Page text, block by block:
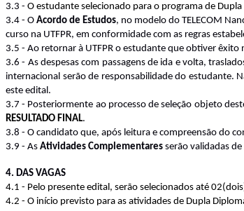
3.3 - O estudante selecionado para o programa de
3.4 - OAcordo de Estudos, no modelo do TELECOM
curso na UTFPR, em conformidade com as regras
3.5 - Ao retornar à UTFPR o estudante que obtiver
3.6 - As despesas com passagens de ida e volta,
internacional serão de responsabilidade do estudante.
este edital.
3.7 - Posteriormente ao processo de seleção objeto
RESULTADO FINAL.
3.8 - O candidato que, após leitura e compreensão do
3.9 - As Atividades Complementares serão validadas
4. DAS VAGAS
4.1 - Pelo presente edital, serão selecionados até
4.2 - O início previsto para as atividades de Dupla